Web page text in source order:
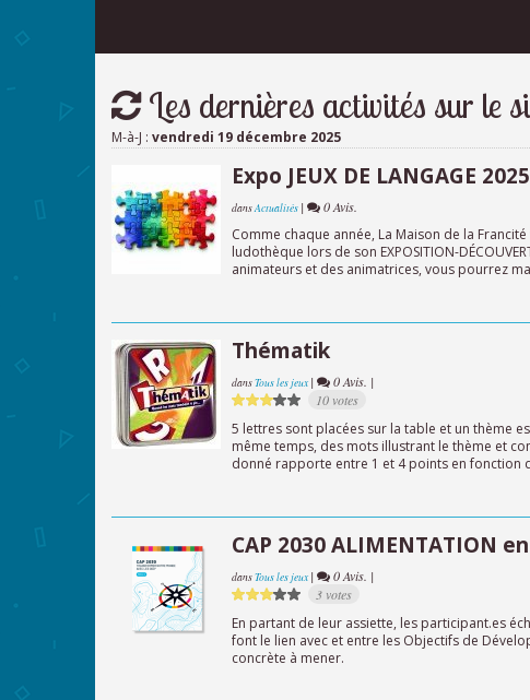
Les dernières activités sur le
M-à-J : vendredi 19 décembre 2025
Expo JEUX DE LANGAGE
dansActualités | 0 Avis.
Comme chaque année, La Maison de la
ludothèque lors de son EXPOSITION-
animateurs et des animatrices, vous pourrez
Thématik
dansTous les jeux |
0 Avis. |
10 votes
5 lettres sont placées sur la table et un thème
même temps, des mots illustrant le thème et
donné rapporte entre 1 et 4 points en fonction
CAP 2030 ALIMENTATION
dansTous les jeux |
0 Avis. |
3 votes
En partant de leur assiette, les participant.es
font le lien avec et entre les Objectifs de
concrète à mener.